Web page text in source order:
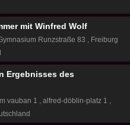
mit Winfred Wolf
Runzstraße 83
Freiburg
Ergebnisses des
vauban 1
alfred-döblin-platz 1